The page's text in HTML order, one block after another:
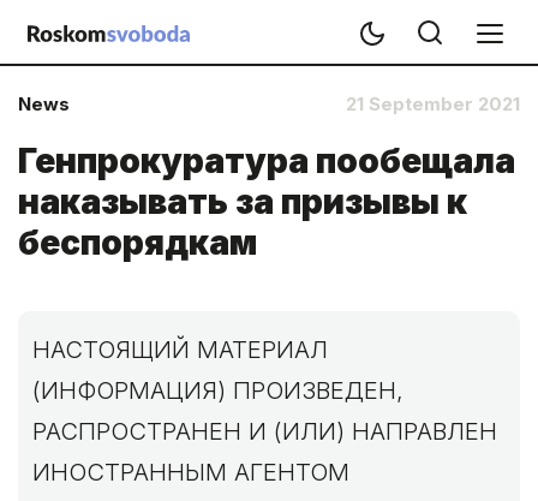
News 21 September 2021
Генпрокуратура пообещала
наказывать за призывы к
беспорядкам
НАСТОЯЩИЙ МАТЕРИАЛ
(ИНФОРМАЦИЯ) ПРОИЗВЕДЕН,
РАСПРОСТРАНЕН И (ИЛИ) НАПРАВЛЕН
ИНОСТРАННЫМ АГЕНТОМ